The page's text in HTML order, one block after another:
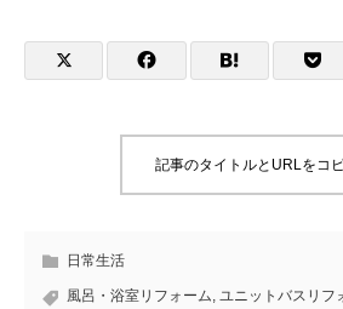
記事のタイトルとURLをコ
日常生活
風呂・浴室リフォーム, ユニットバスリフ